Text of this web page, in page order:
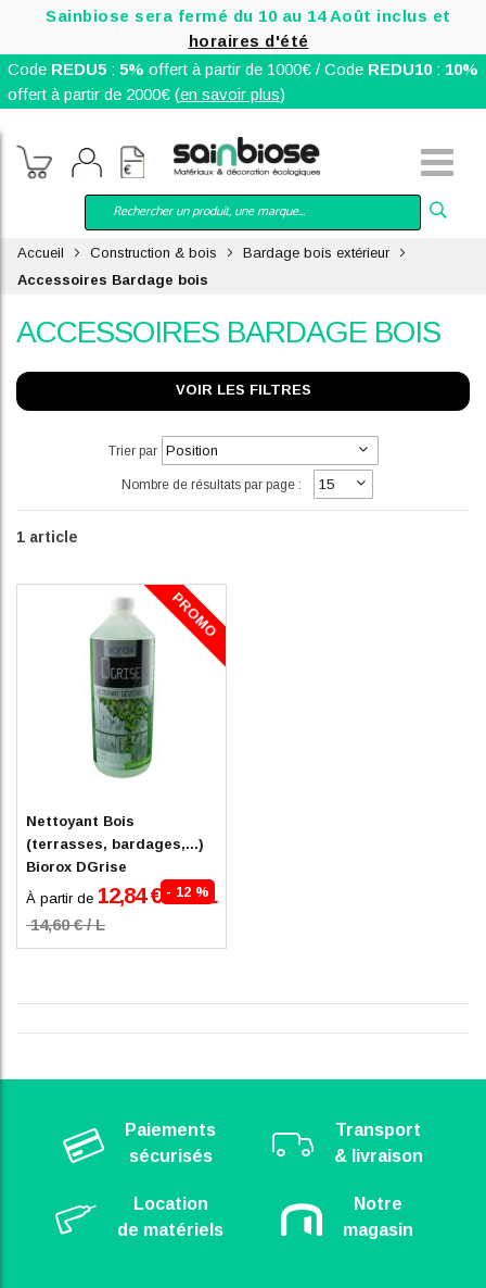
Sainbiose sera fermé du 10 au 14 Août inclus et
horaires d'été
Code REDU5: 5% offert à partir de 1000€ / Code REDU10: 10%
offert à partir de 2000€ (en savoir plus)
Accueil Construction & bois
Bardage bois extérieur
Accessoires Bardage bois
ACCESSOIRES BARDAGE BOIS
VOIR LES FILTRES
Trier par
Nombre de résultats par page :
1 article
PROMO
Nettoyant Bois
(terrasses, bardages,...)
Biorox DGrise
À partir de
- 12 %
12,84 € TTC/ L
14,60 € / L
Paiements
sécurisés
Transport
& livraison
Location
de matériels
Notre
magasin